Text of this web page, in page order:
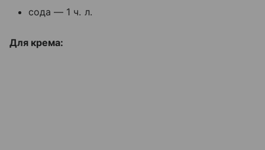
сода — 1 ч. л.
Для крема: